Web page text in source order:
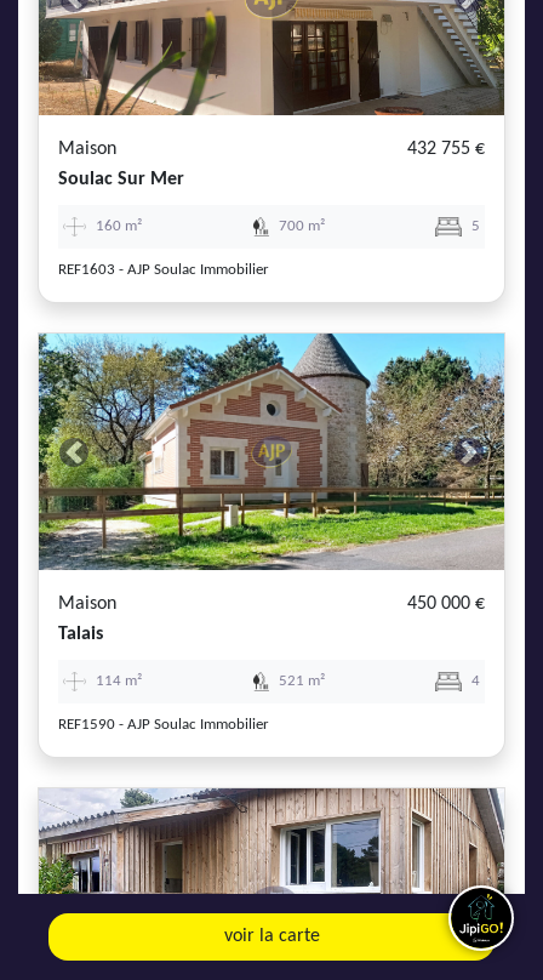
Previous Next
Maison
432 755 €
Soulac Sur Mer
160 m² 700 m² 5
REF1603 - AJP Soulac Immobilier
Previous Next
Maison
450 000 €
Talais
114 m² 521 m² 4
REF1590 - AJP Soulac Immobilier
Next
voir la carte